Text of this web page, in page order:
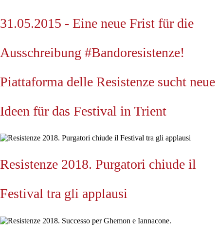
31.05.2015 - Eine neue Frist für die
Ausschreibung #Bandoresistenze!
Piattaforma delle Resistenze sucht neue
Ideen für das Festival in Trient
Resistenze 2018. Purgatori chiude il
Festival tra gli applausi